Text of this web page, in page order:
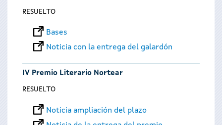
RESUELTO
Bases
Noticia con la entrega del galardón
IV Premio Literario Nortear
RESUELTO
Noticia ampliación del plazo